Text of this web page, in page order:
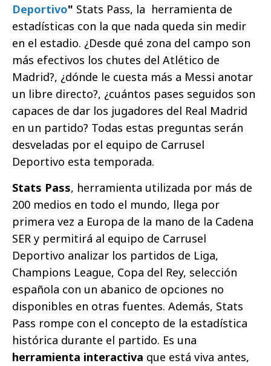
Deportivo" Stats Pass, la herramienta de
estadísticas con la que nada queda sin medir
en el estadio. ¿Desde qué zona del campo son
más efectivos los chutes del Atlético de
Madrid?, ¿dónde le cuesta más a Messi anotar
un libre directo?, ¿cuántos pases seguidos son
capaces de dar los jugadores del Real Madrid
en un partido? Todas estas preguntas serán
desveladas por el equipo de Carrusel
Deportivo esta temporada.
Stats Pass, herramienta utilizada por más de
200 medios en todo el mundo, llega por
primera vez a Europa de la mano de la Cadena
SER y permitirá al equipo de Carrusel
Deportivo analizar los partidos de Liga,
Champions League, Copa del Rey, selección
española con un abanico de opciones no
disponibles en otras fuentes. Además, Stats
Pass rompe con el concepto de la estadística
histórica durante el partido. Es una
herramienta interactiva que está viva antes,